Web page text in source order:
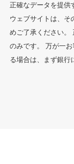
正確なデータを提供
ウェブサイトは、そ
めご了承ください。
のみです。 万が一
る場合は、まず銀行